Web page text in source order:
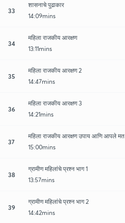
33
शासनाचे पुढाकार
14:09mins
34
महिला राजकीय आरक्षण
13:11mins
35
महिला राजकीय आरक्षण 2
14:47mins
36
महिला राजकीय आरक्षण 3
14:21mins
37
महिला राजकीय आरक्षण उपाय आणि आपले मत
15:00mins
38
ग्रामीण महिलांचे प्रश्न भाग 1
13:57mins
39
ग्रामीण महिलांचे प्रश्न भाग 2
14:42mins